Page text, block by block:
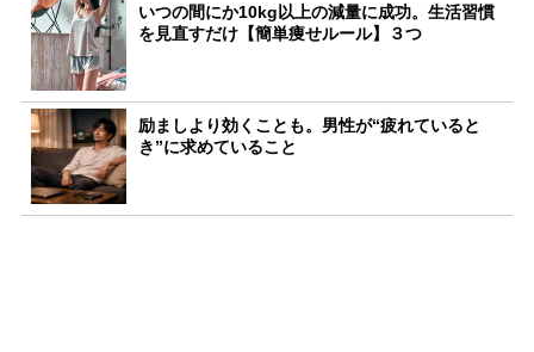
いつの間にか10kg以上の減量に成功。生活習慣
を見直すだけ【簡単痩せルール】３つ
励ましより効くことも。男性が“疲れていると
き”に求めていること